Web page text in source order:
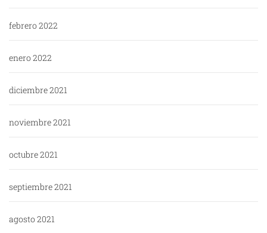
febrero 2022
enero 2022
diciembre 2021
noviembre 2021
octubre 2021
septiembre 2021
agosto 2021